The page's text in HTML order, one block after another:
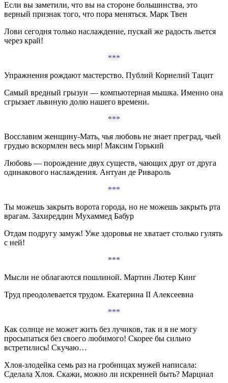
Если вы заметили, что вы на стороне большинства, это
верный признак того, что пора меняться. Марк Твен
Лови сегодня только наслаждение, пускай же радость льется
через край!
***
Упражнения рождают мастерство. Публий Корнелий Тацит
Самый вредный грызун — компьютерная мышка. Именно она
сгрызает львиную долю нашего времени.
***
Восславим женщину-Мать, чья любовь не знает преград, чьей
грудью вскормлен весь мир! Максим Горький
Любовь — порождение двух существ, чающих друг от друга
одинакового наслаждения. Антуан де Ривароль
***
Ты можешь закрыть ворота города, но не можешь закрыть рта
врагам. Захиреддин Мухаммед Бабур
Отдам подругу замуж! Уже здоровья не хватает столько гулять
с ней!
***
Мысли не облагаются пошлиной. Мартин Лютер Кинг
Труд преодолевается трудом. Екатерина II Алексеевна
***
Как солнце не может жить без лучиков, так и я не могу
просыпаться без своего любимого! Скорее бы сильно
встретились! Скучаю…
Хлоя-злодейка семь раз на гробницах мужей написала:
Сделала Хлоя. Скажи, можно ли искренней быть? Марциал